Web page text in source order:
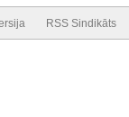
RSS Sindikāts